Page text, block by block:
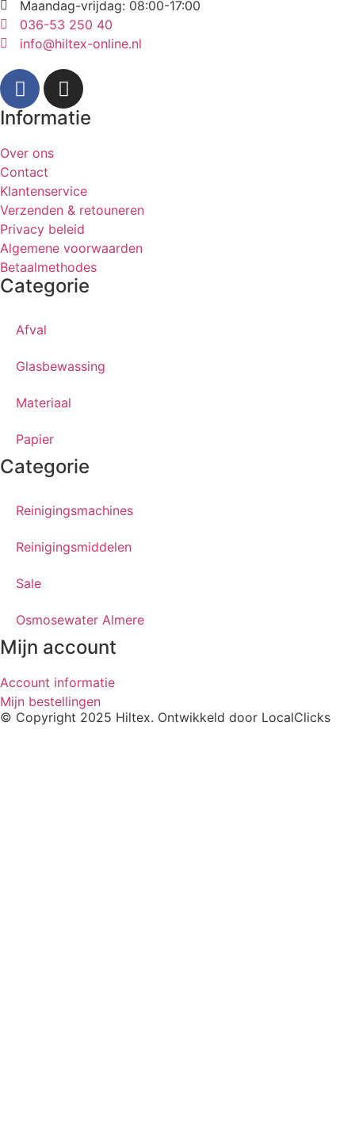
Maandag-vrijdag: 08:00-17:00
036-53 250 40
info@hiltex-online.nl
Informatie
Over ons
Contact
Klantenservice
Verzenden & retouneren
Privacy beleid
Algemene voorwaarden
Betaalmethodes
Categorie
Afval
Glasbewassing
Materiaal
Papier
Categorie
Reinigingsmachines
Reinigingsmiddelen
Sale
Osmosewater Almere
Mijn account
Account informatie
Mijn bestellingen
© Copyright 2025 Hiltex. Ontwikkeld door LocalClicks